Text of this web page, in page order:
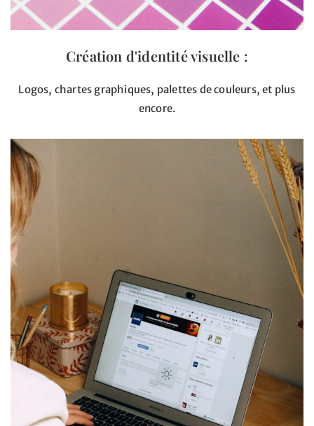
Création d'identité visuelle :
Logos, chartes graphiques, palettes de couleurs, et plus
encore.